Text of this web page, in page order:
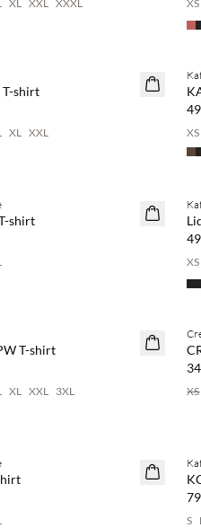
XL XXL XXXL XS
T-shirt
XL XXL XS
shirt
XS
T-shirt
XL XXL 3XL
XS
S